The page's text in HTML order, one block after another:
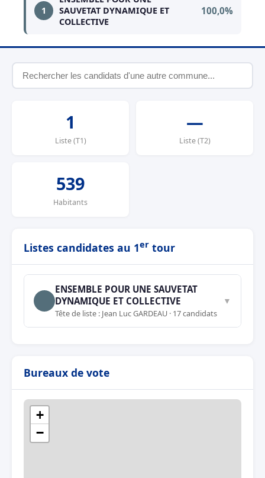
1
SAUVETAT DYNAMIQUE ET
COLLECTIVE
100,0%
1
Liste (T1)
—
Liste (T2)
539
Habitants
Listes candidates au 1er tour
ENSEMBLE POUR UNE SAUVETAT
DYNAMIQUE ET COLLECTIVE
Tête de liste : Jean Luc GARDEAU · 17 candidats
▼
Bureaux de vote
+
−